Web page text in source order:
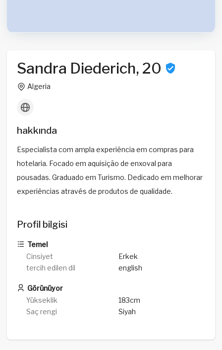
Sandra Diederich, 20
Algeria
hakkında
Especialista com ampla experiência em compras para
hotelaria. Focado em aquisição de enxoval para
pousadas. Graduado em Turismo. Dedicado em melhorar
experiências através de produtos de qualidade.
Profil bilgisi
Temel
Cinsiyet
Erkek
tercih edilen dil
english
Görünüyor
Yükseklik
183cm
Saç rengi
Siyah